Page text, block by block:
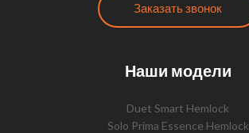
Заказать звонок
Наши модели
Duet Smart Hemlock
Solo Prima Essence Hemlock